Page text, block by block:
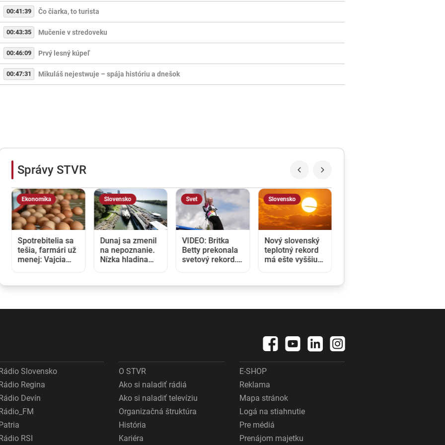
00:41:39 Čo čiarka, to turista
00:43:35 Mučenie v stredoveku
00:46:09 Prvý lesný kúpeľ
00:47:31 Mikuláš nejestwuje – spája históriu a dnešok
Správy STVR
Ekonomika
Spotrebitelia sa
tešia, farmári už
menej: Vajcia
minimum
Slovensko
Dunaj sa zmenil
na nepoznanie.
Nízka hladina
na prepravu
Svet
VIDEO: Britka
Betty prekonala
svetový rekord.
ženou, ktorá
lietadla
Slovensko
Nový slovenský
teplotný rekord
má ešte vyššiu
Slovensko
Regina
Devín
RSI
O STVR
Ako si naladiť rádiá
Ako si naladiť televíziu
Organizačná štruktúra
História
Kariéra
E-SHOP
Reklama
Mapa stránok
Logá na stiahnutie
Pre médiá
Prenájom majetku